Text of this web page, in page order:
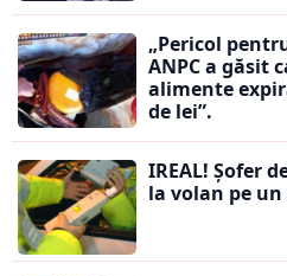
„Pericol
ANPC a găsit
alimente
de lei”.
IREAL! Șofer
la volan pe